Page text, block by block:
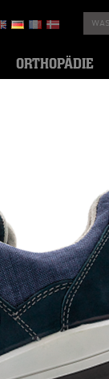
ORTHOPÄDIE